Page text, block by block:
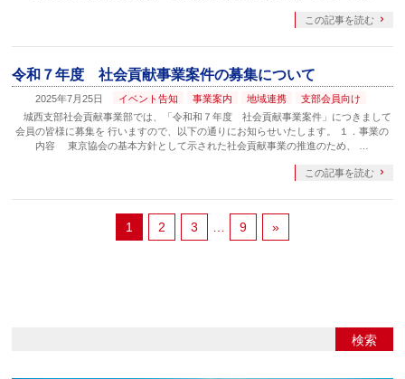
この記事を読む
令和７年度 社会貢献事業案件の募集について
2025年7月25日 イベント告知 事業案内 地域連携
支部会員向け
城西支部社会貢献事業部では、「令和和７年度 社会貢献事業案件」につきまして
会員の皆様に募集を 行いますので、以下の通りにお知らせいたします。 １．事業の
内容 東京協会の基本方針として示された社会貢献事業の推進のため、 …
この記事を読む
1 2 3 9 »